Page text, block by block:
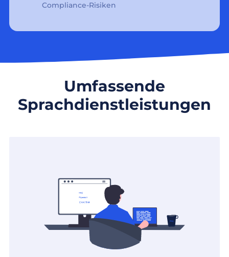
Compliance-Risiken
Umfassende
Sprachdienstleistungen